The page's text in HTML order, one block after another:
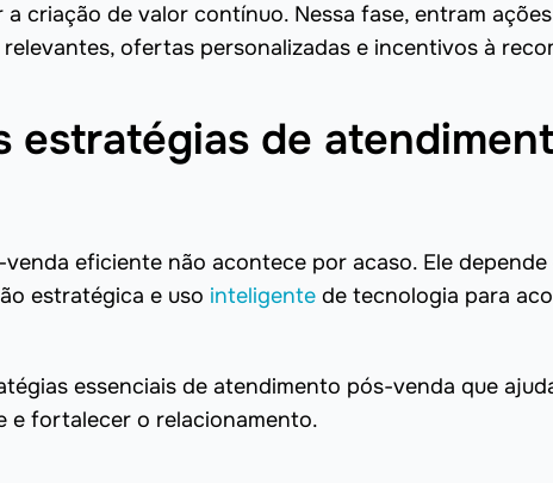
a criação de valor contínuo. Nessa fase, entram
ofertas personalizadas e incentivos à
estratégias de
venda eficiente não acontece por acaso. Ele
estratégica e uso inteligente de tecnologia para
essenciais de atendimento pós-venda que
e fortalecer o relacionamento.